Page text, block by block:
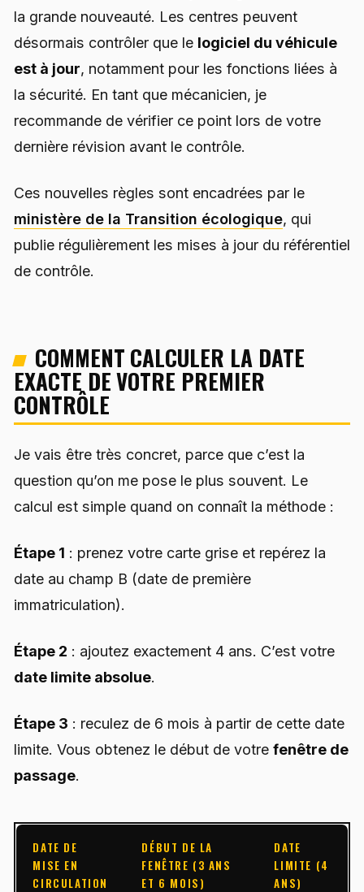
la grande nouveauté. Les centres peuvent
désormais contrôler que le logiciel du véhicule
est à jour, notamment pour les fonctions liées à
la sécurité. En tant que mécanicien, je
recommande de vérifier ce point lors de votre
dernière révision avant le contrôle.
Ces nouvelles règles sont encadrées par le
ministère de la Transition écologique, qui
publie régulièrement les mises à jour du référentiel
de contrôle.
COMMENT CALCULER LA DATE
EXACTE DE VOTRE PREMIER
CONTRÔLE
Je vais être très concret, parce que c’est la
question qu’on me pose le plus souvent. Le
calcul est simple quand on connaît la méthode :
Étape 1 : prenez votre carte grise et repérez la
date au champ B (date de première
immatriculation).
Étape 2 : ajoutez exactement 4 ans. C’est votre
date limite absolue.
Étape 3 : reculez de 6 mois à partir de cette date
limite. Vous obtenez le début de votre fenêtre de
passage.
DATE DE
MISE EN
CIRCULATION
DÉBUT DE LA
FENÊTRE (3 ANS
ET 6 MOIS)
DATE
LIMITE (4
ANS)